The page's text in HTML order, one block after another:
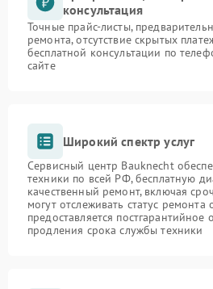
консультация
Точные прайс-листы,
ремонта, отсутствие скрытых
бесплатной консультации по
сайте
Широкий спектр услуг
Сервисный центр Bauknecht
техники по всей РФ, бесплатную
качественный ремонт, включая
могут отслеживать статус ремонта
предоставляется постгарантийное
продления срока службы техники